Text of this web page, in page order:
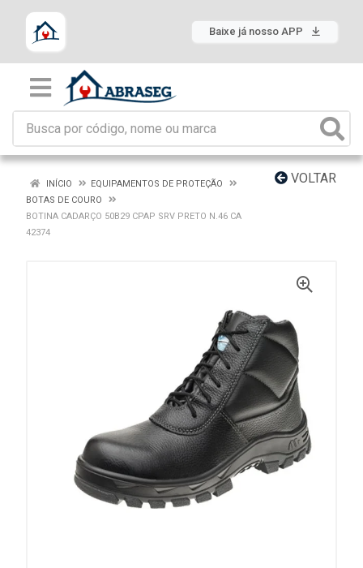
Baixe já nosso APP
VOLTAR
INÍCIO
EQUIPAMENTOS DE PROTEÇÃO
BOTAS DE COURO
BOTINA CADARÇO 50B29 CPAP SRV PRETO N.46 CA
42374